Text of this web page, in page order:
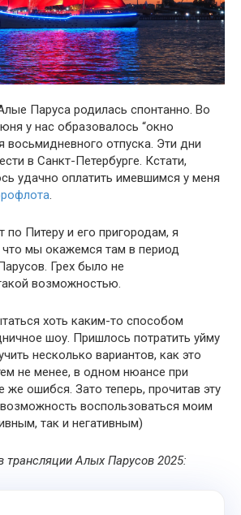
Паруса родилась спонтанно. Во
у нас образовалось “окно
восьмидневного отпуска. Эти дни
в Санкт-Петербурге. Кстати,
удачно оплатить имевшимся у меня
.
по Питеру и его пригородам, я
что мы окажемся там в период
Грех было не
возможностью.
хоть каким-то способом
шоу. Пришлось потратить уйму
несколько вариантов, как это
не менее, в одном нюансе при
же ошибся. Зато теперь, прочитав эту
воспользоваться моим
так и негативным)
трансляции Алых Парусов 2025: